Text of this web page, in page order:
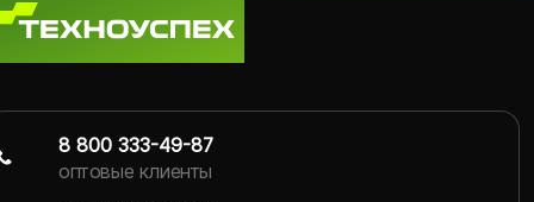
8 800 333-49-87
оптовые клиенты